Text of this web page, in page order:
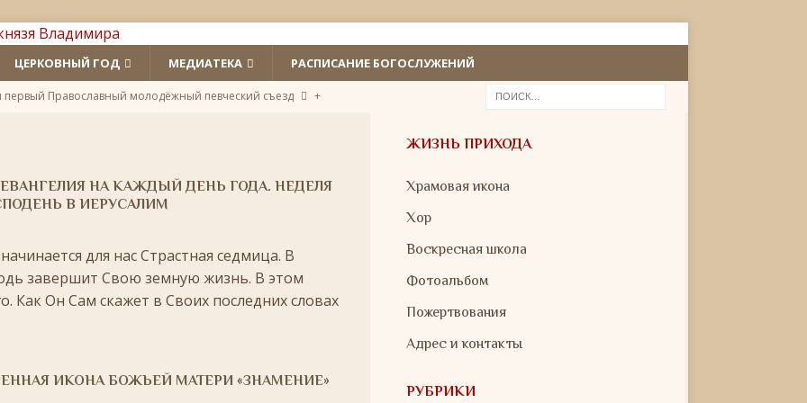
ЦЕРКОВНЫЙ ГОД МЕДИАТЕКА РАСПИСАНИЕ БОГОСЛУЖЕНИЙ
Православный молодёжный певческий съезд
+
ЛИКИ СВЯТЫХ
яко Аз есмь Бог!»
во Иерусалим
ВЕЛИКИЙ ПОСТ
ВЕЛИКИЙ ПОСТ
НА КАЖДЫЙ ДЕНЬ ГОДА. НЕДЕЛЯ
В ИЕРУСАЛИМ
для нас Страстная седмица. В
завершит Свою земную жизнь. В этом
Как Он Сам скажет в Своих последних словах
ИКОНА БОЖЬЕЙ МАТЕРИ «ЗНАМЕНИЕ»
ЖИЗНЬ ПРИХОДА
Храмовая икона
Хор
Воскресная школа
Фотоальбом
Пожертвования
Адрес и контакты
РУБРИКИ